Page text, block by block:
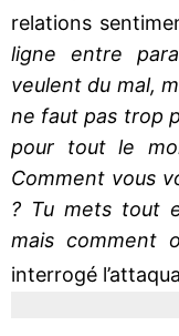
relations
ligne entre
veulent du mal,
ne faut pas trop
pour tout le
Comment vous
? Tu mets tout
mais comment
interrogé